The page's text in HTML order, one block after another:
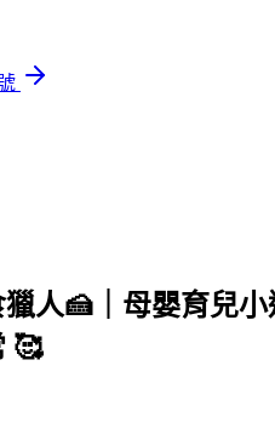
人🍰｜母嬰育兒
🥰